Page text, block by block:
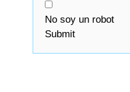
No soy un robot
Submit